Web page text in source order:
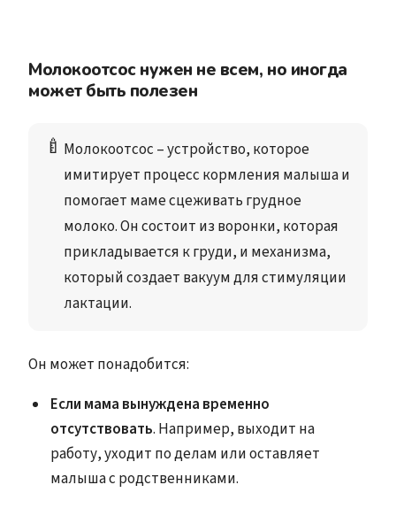
Молокоотсос нужен не всем, но иногда
может быть полезен
🍼 Молокоотсос – устройство, которое
имитирует процесс кормления малыша и
помогает маме сцеживать грудное
молоко. Он состоит из воронки, которая
прикладывается к груди, и механизма,
который создает вакуум для стимуляции
лактации.
Он может понадобится:
Если мама вынуждена временно
отсутствовать. Например, выходит на
работу, уходит по делам или оставляет
малыша с родственниками.